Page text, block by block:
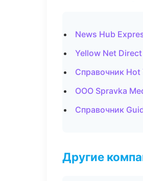
News Hub
Yellow Net
Справочник
ООО Spravka
Справочник
Другие